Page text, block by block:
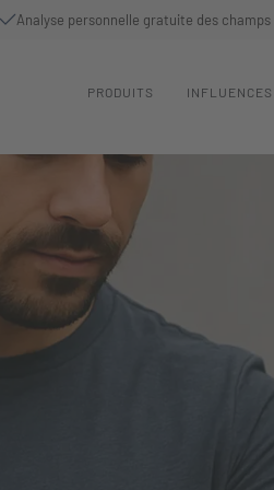
Analyse personnelle gratuite des
PRODUITS